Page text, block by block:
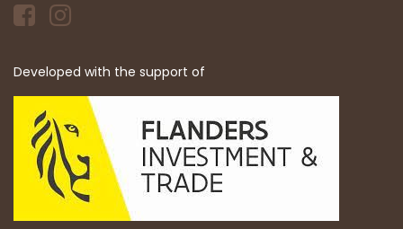
Developed with the support of